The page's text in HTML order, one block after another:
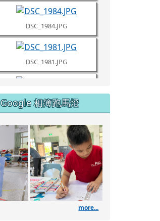
DSC_1984.JPG
DSC_1981.JPG
DSC_1960.JPG
DSC_1957.JPG
Google 相簿跑馬燈
111學年度藝術深耕繪畫課程
more...